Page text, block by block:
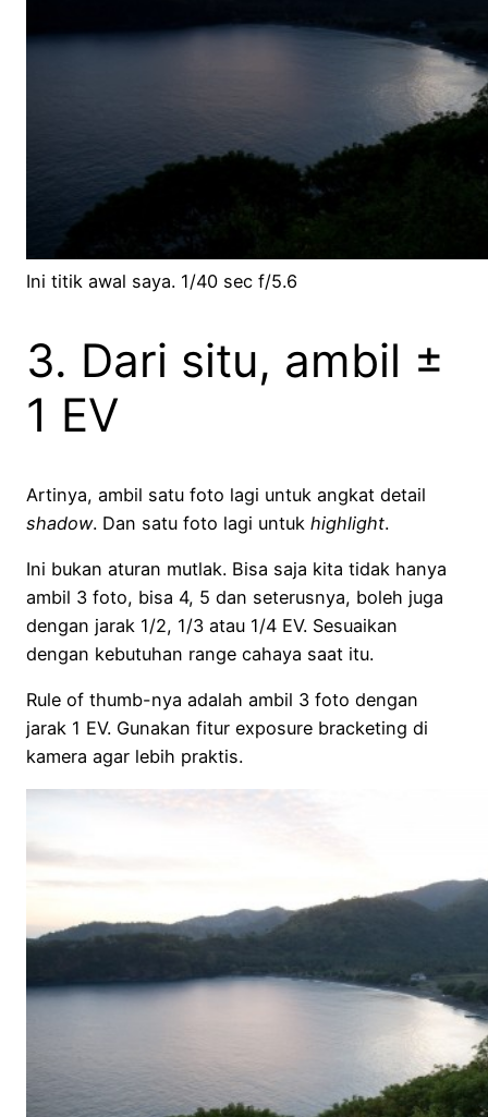
Ini titik awal saya. 1/40 sec f/5.6
3. Dari situ, ambil ±
1 EV
Artinya, ambil satu foto lagi untuk angkat detail
shadow. Dan satu foto lagi untuk highlight.
Ini bukan aturan mutlak. Bisa saja kita tidak hanya
ambil 3 foto, bisa 4, 5 dan seterusnya, boleh juga
dengan jarak 1/2, 1/3 atau 1/4 EV. Sesuaikan
dengan kebutuhan range cahaya saat itu.
Rule of thumb-nya adalah ambil 3 foto dengan
jarak 1 EV. Gunakan fitur exposure bracketing di
kamera agar lebih praktis.